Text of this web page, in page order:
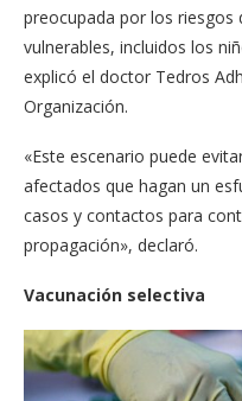
preocupada por los riesgos
vulnerables, incluidos los
explicó el doctor Tedros
Organización.
«Este escenario puede
afectados que hagan un
casos y contactos para
propagación», declaró.
Vacunación selectiva